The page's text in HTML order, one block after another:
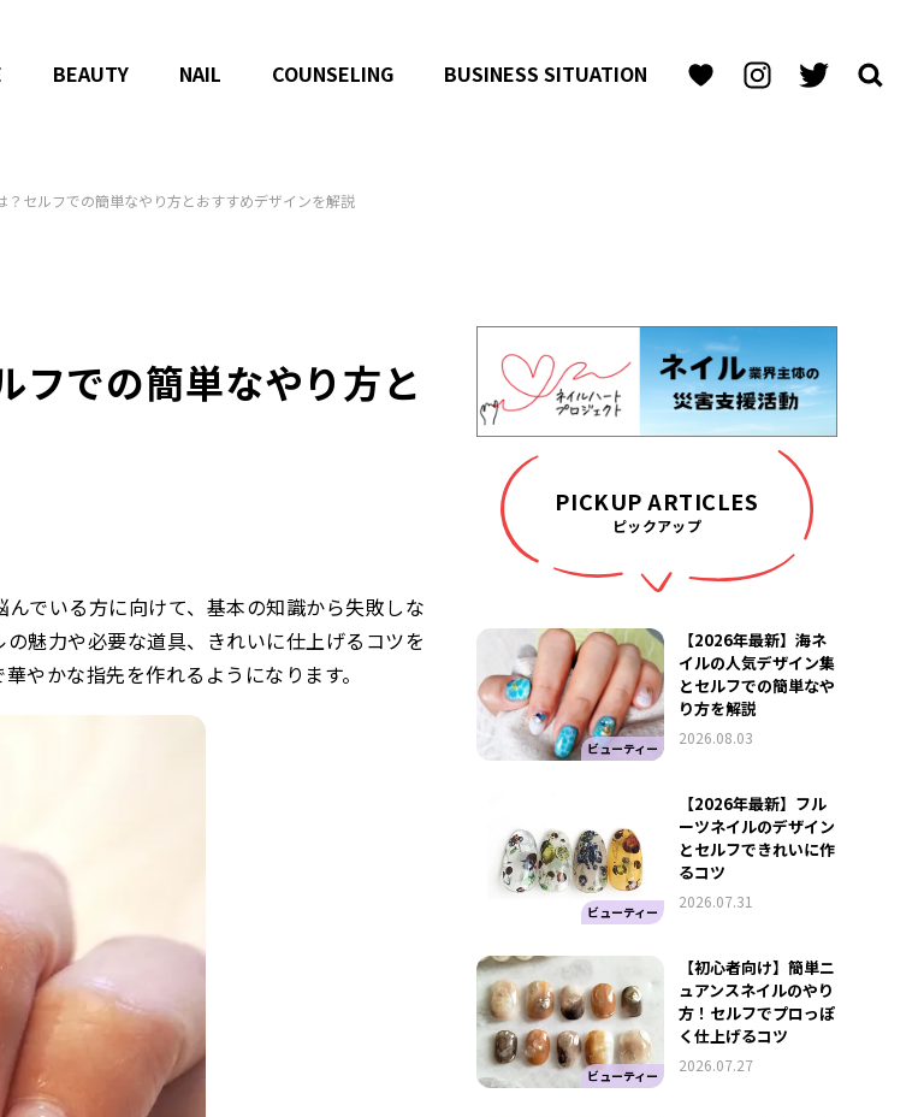
BEAUTY NAIL COUNSELING BUSINESS SITUATION
？セルフでの簡単なやり方とおすすめデザインを解説
フでの簡単なやり方と
でいる方に向けて、基本の知識から失敗しな
魅力や必要な道具、きれいに仕上げるコツを
やかな指先を作れるようになります。
PICKUP ARTICLES
ピックアップ
ビューティー
【2026年最新】海ネ
イルの人気デザイン集
とセルフでの簡単なや
り方を解説
2026.08.03
ビューティー
【2026年最新】フル
ーツネイルのデザイン
とセルフできれいに作
るコツ
2026.07.31
ビューティー
【初心者向け】簡単ニ
ュアンスネイルのやり
方！セルフでプロっぽ
く仕上げるコツ
2026.07.27